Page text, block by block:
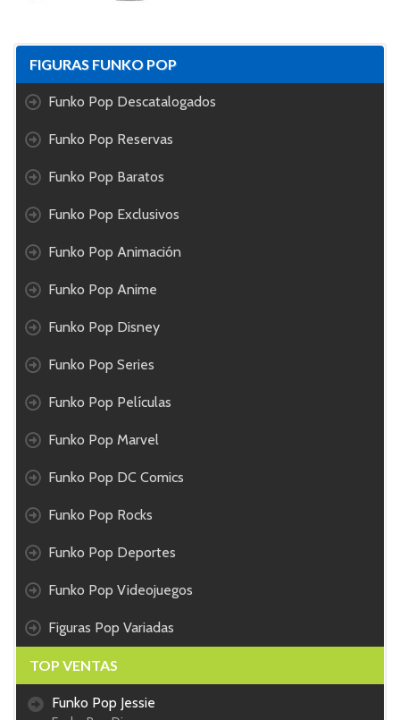
FIGURAS FUNKO POP
Funko Pop Descatalogados
Funko Pop Reservas
Funko Pop Baratos
Funko Pop Exclusivos
Funko Pop Animación
Funko Pop Anime
Funko Pop Disney
Funko Pop Series
Funko Pop Películas
Funko Pop Marvel
Funko Pop DC Comics
Funko Pop Rocks
Funko Pop Deportes
Funko Pop Videojuegos
Figuras Pop Variadas
TOP VENTAS
Funko Pop Jessie